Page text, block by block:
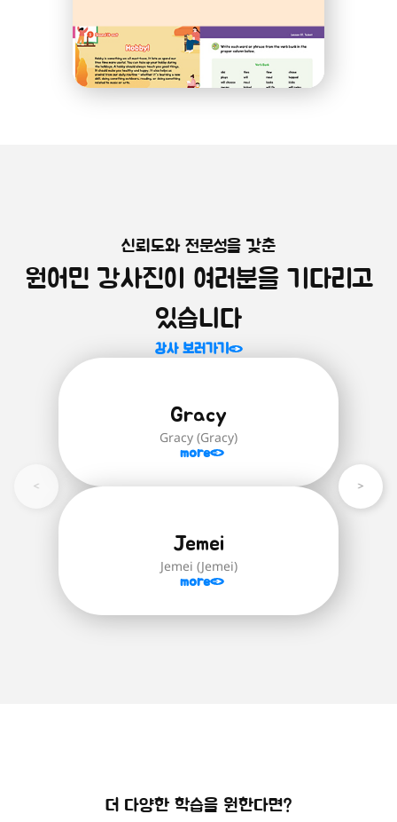
원어민 화상영어를 시작하는 모
든 학생 학습자 추천!
학생 대표 수준별 과정은 'Brainstorm
English' 교재로 진행되며 '스스로 생각하
는 힘'을 기르기 위함을 중점적으로 다루며
유추하는 힘을 길러줍니다.
Brainstorm English(24권):
급(파닉스)부터 최상급 단계까지의 모
재
미취학 아동을 위한 영어 첫걸음!
알파벳부터 파닉스까지, 미취학 아동을 위
한 기초 영어 과정입니다.
신뢰도와 전문성을 갖춘
원어민 강사진이 여러분을 기다리고
있습니다
강사 보러가기
Gracy
Gracy (Gracy)
more
Jemei
Jemei (Jemei)
more
더 다양한 학습을 원한다면?